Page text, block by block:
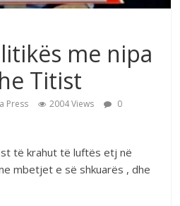
me nipa
Titist
Press 2004 Views
0
të krahut të luftës etj në
mbetjet e së shkuarës , dhe